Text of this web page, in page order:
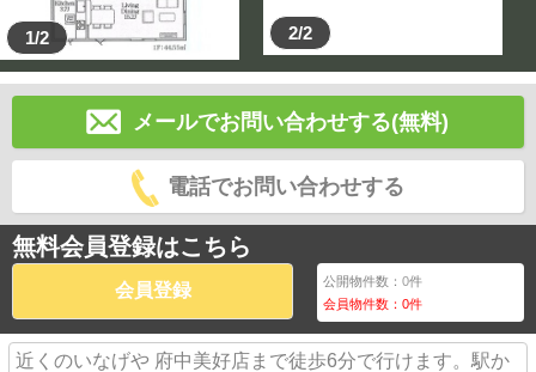
1/2 2/2
メールでお問い合わせする(無料)
電話でお問い合わせする
無料会員登録はこちら
会員登録 公開物件数：0件
会員物件数：0件
近くのいなげや 府中美好店まで徒歩6分で行けます。駅か